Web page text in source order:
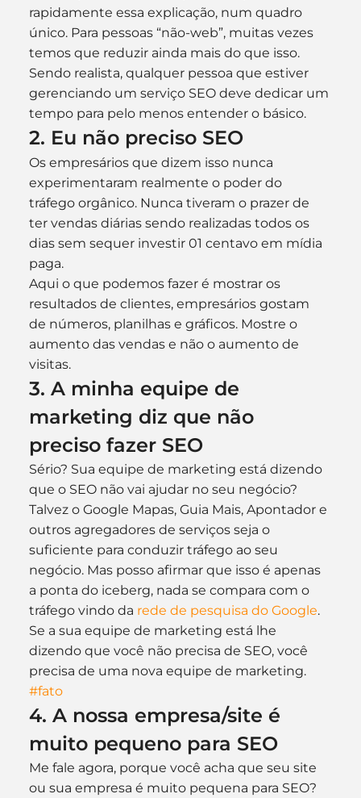
rapidamente essa explicação, num quadro
único. Para pessoas “não-web”, muitas vezes
temos que reduzir ainda mais do que isso.
Sendo realista, qualquer pessoa que estiver
gerenciando um serviço SEO deve dedicar um
tempo para pelo menos entender o básico.
2. Eu não preciso SEO
Os empresários que dizem isso nunca
experimentaram realmente o poder do
tráfego orgânico. Nunca tiveram o prazer de
ter vendas diárias sendo realizadas todos os
dias sem sequer investir 01 centavo em mídia
paga.
Aqui o que podemos fazer é mostrar os
resultados de clientes, empresários gostam
de números, planilhas e gráficos. Mostre o
aumento das vendas e não o aumento de
visitas.
3. A minha equipe de
marketing diz que não
preciso fazer SEO
Sério? Sua equipe de marketing está dizendo
que o SEO não vai ajudar no seu negócio?
Talvez o Google Mapas, Guia Mais, Apontador e
outros agregadores de serviços seja o
suficiente para conduzir tráfego ao seu
negócio. Mas posso afirmar que isso é apenas
a ponta do iceberg, nada se compara com o
tráfego vindo da rede de pesquisa do Google.
Se a sua equipe de marketing está lhe
dizendo que você não precisa de SEO, você
precisa de uma nova equipe de marketing.
#fato
4. A nossa empresa/site é
muito pequeno para SEO
Me fale agora, porque você acha que seu site
ou sua empresa é muito pequena para SEO?